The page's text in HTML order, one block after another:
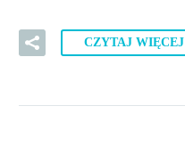
CZYTAJ WIĘCEJ